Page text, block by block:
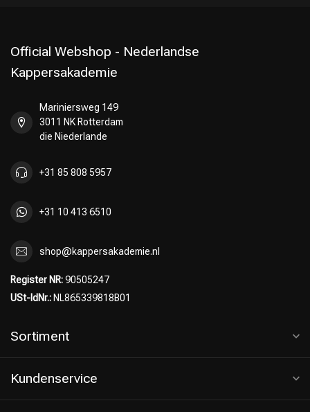
Official Webshop - Nederlandse
Kappersakademie
Mariniersweg 149
3011 NK Rotterdam
die Niederlande
+31 85 808 5957
+31 10 413 6510
shop@kappersakademie.nl
Register NR:90505247
USt-IdNr.: NL865339818B01
Sortiment
Kundenservice